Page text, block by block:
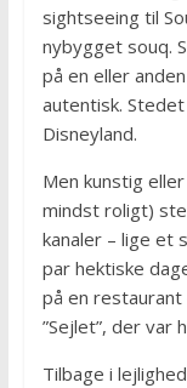
sightseeing til
nybygget souq.
på en eller
autentisk.
Disneyland.
Men kunstig
mindst roligt)
kanaler – lige et
par hektiske
på en
”Sejlet”, der var
Tilbage i